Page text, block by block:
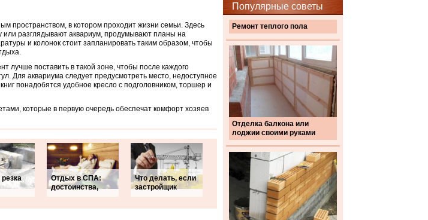
Популярные советы
Ремонт теплого пола
Отделка балкона или
лоджии своими руками
пространством, в котором проходит жизни семьи. Здесь
или разглядывают аквариум, продумывают планы на
и колонок стоит запланировать таким образом, чтобы
лучше поставить в такой зоне, чтобы после каждого
Для аквариума следует предусмотреть место, недоступное
понадобятся удобное кресло с подголовником, торшер и
которые в первую очередь обеспечат комфорт хозяев
резка
Отдых в СПА:
достоинства,
Что делать, если
застройщик